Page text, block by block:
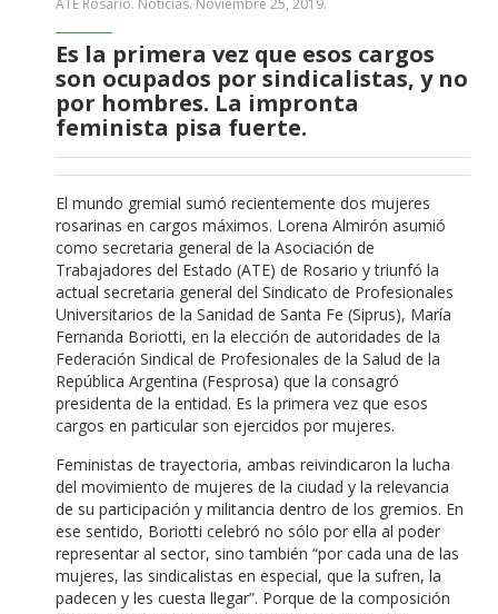
Es la primera vez que esos cargos
son ocupados por sindicalistas, y no
por hombres. La impronta
feminista pisa fuerte.
El mundo gremial sumó recientemente dos mujeres
rosarinas en cargos máximos. Lorena Almirón asumió
como secretaria general de la Asociación de
Trabajadores del Estado (ATE) de Rosario y triunfó la
actual secretaria general del Sindicato de Profesionales
Universitarios de la Sanidad de Santa Fe (Siprus), María
Fernanda Boriotti, en la elección de autoridades de la
Federación Sindical de Profesionales de la Salud de la
República Argentina (Fesprosa) que la consagró
presidenta de la entidad. Es la primera vez que esos
cargos en particular son ejercidos por mujeres.
Feministas de trayectoria, ambas reivindicaron la lucha
del movimiento de mujeres de la ciudad y la relevancia
de su participación y militancia dentro de los gremios. En
ese sentido, Boriotti celebró no sólo por ella al poder
representar al sector, sino también “por cada una de las
mujeres, las sindicalistas en especial, que la sufren, la
padecen y les cuesta llegar”. Porque de la composición